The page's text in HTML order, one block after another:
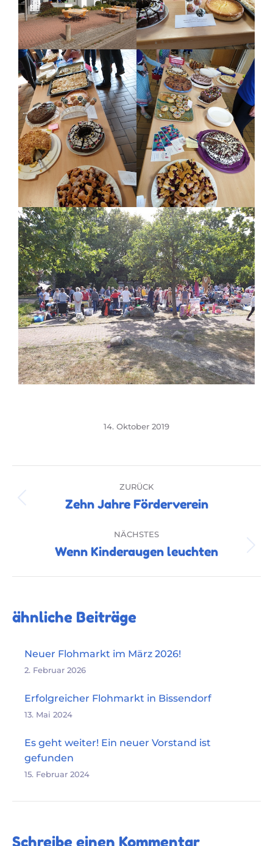
14. Oktober 2019
ZURÜCK
Zehn Jahre Förderverein
NÄCHSTES
Wenn Kinderaugen leuchten
ähnliche Beiträge
Neuer Flohmarkt im März 2026!
2. Februar 2026
Erfolgreicher Flohmarkt in Bissendorf
13. Mai 2024
Es geht weiter! Ein neuer Vorstand ist
gefunden
15. Februar 2024
Schreibe einen Kommentar